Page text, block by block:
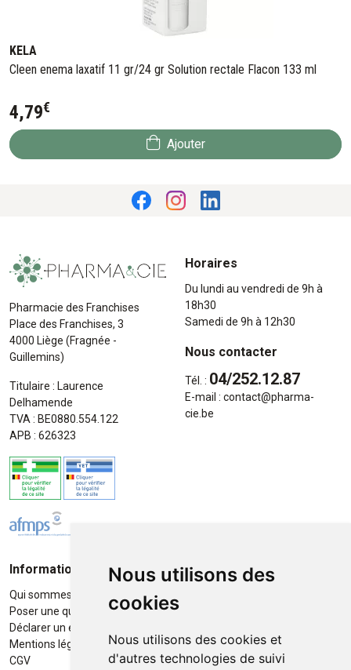
Nous utilisons des
cookies
Nous utilisons des cookies et
d'autres technologies de suivi
KELA
Cleen enema laxatif 11 gr/24 gr Solution rectale Flacon 133 ml
4,79€
Ajouter
Pharmacie des Franchises
Place des Franchises, 3
4000 Liège (Fragnée -
Guillemins)
Titulaire : Laurence
Delhamende
TVA : BE0880.554.122
APB : 626323
Horaires
Du lundi au vendredi de 9h à
18h30
Samedi de 9h à 12h30
Nous contacter
Tél. : 04/252.12.87
E-mail : contact@pharma-
cie.be
Informations
Qui sommes-nous ?
Poser une question
Déclarer un effet indésirable
Mentions légales
CGV
Moyens de paiement